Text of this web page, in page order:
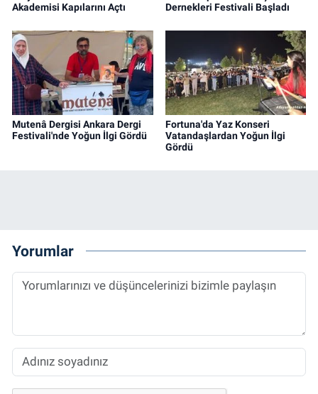
Akademisi Kapılarını Açtı
Dernekleri Festivali Başladı
Mutenâ Dergisi Ankara Dergi
Festivali'nde Yoğun İlgi Gördü
Fortuna'da Yaz Konseri
Vatandaşlardan Yoğun İlgi
Gördü
Yorumlar